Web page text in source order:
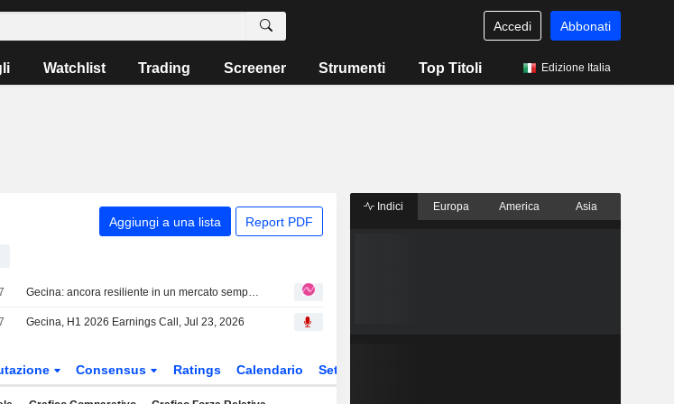
Accedi Abbonati
Watchlist Trading Screener Strumenti Top Titoli Edizione Italia
Aggiungi a una lista Report PDF
Gecina: ancora resiliente in un mercato sempre più difficile
Gecina, H1 2026 Earnings Call, Jul 23, 2026
Consensus Ratings Calendario Settore
Indici Europa America Asia